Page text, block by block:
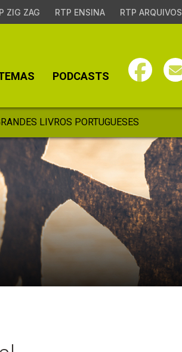
ZIG ZAG RTP ENSINA RTP ARQUIVOS
PODCASTS
LIVROS PORTUGUESES